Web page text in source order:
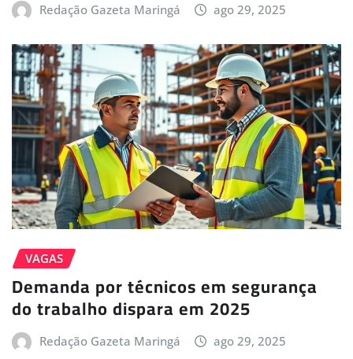
Redação Gazeta Maringá ago 29, 2025
VAGAS
Demanda por técnicos em segurança
do trabalho dispara em 2025
Redação Gazeta Maringá ago 29, 2025